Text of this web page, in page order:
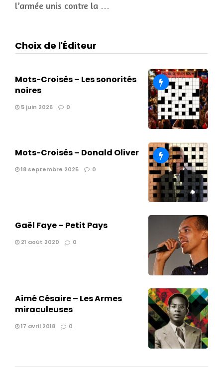
l’armée unis contre la …
Choix de l'Éditeur
Mots-Croisés – Les sonorités
noires
5 juin 2026 0
Mots-Croisés – Donald Oliver
18 septembre 2025 0
Gaël Faye – Petit Pays
21 août 2020 0
Aimé Césaire – Les Armes
miraculeuses
17 avril 2018 0